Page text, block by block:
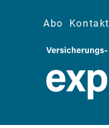
Abo Kontakt